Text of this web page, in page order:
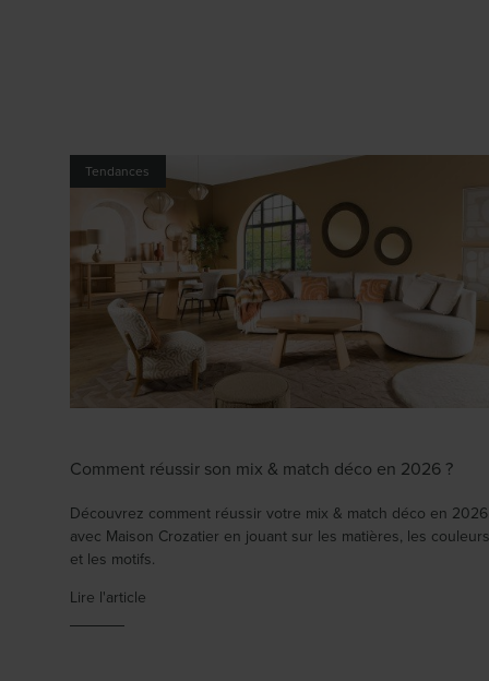
Tendances
Comment réussir son mix & match déco en 2026 ?
Découvrez comment réussir votre mix & match déco en 2026
avec Maison Crozatier en jouant sur les matières, les couleurs
et les motifs.
Lire l'article